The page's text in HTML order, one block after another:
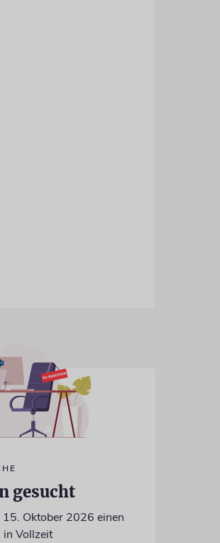
gesucht
Oktober 2026 einen
Vollzeit